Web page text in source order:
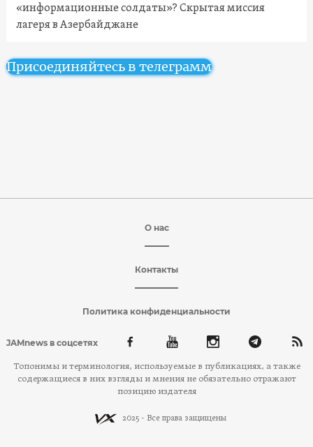
«информационные солдаты»? Скрытая миссия
лагеря в Азербайджане
Присоединяйтесь в телеграмм
О нас
Контакты
Политика конфиденциальности
JAMnews в соцсетях
Топонимы и терминология, используемые в публикациях, а также
содержащиеся в них взгляды и мнения не обязательно отражают
позицию издателя
2025 - Все права защищены